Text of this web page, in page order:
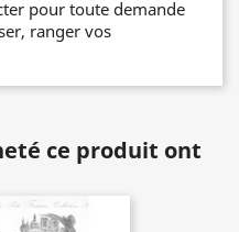
pour toute demande
ranger vos
ce produit ont